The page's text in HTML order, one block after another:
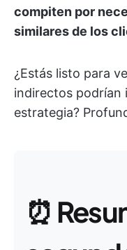
compiten por
similares de los
¿Estás listo para
indirectos podrían
estrategia?
⏰